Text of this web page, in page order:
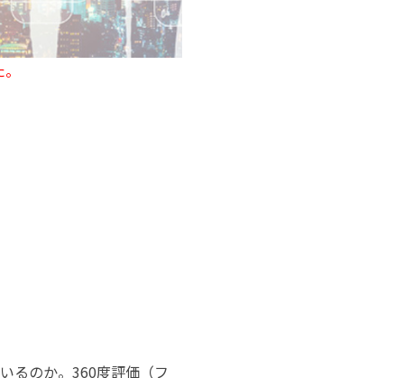
るのか。360度評価（フ